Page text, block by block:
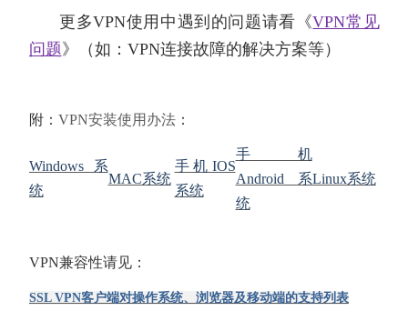
更多VPN使用中遇到的问题请看《VPN常见
问题》 （如：VPN连接故障的解决方案等）
附： VPN安装使用办法：
Windows系
统
MAC系统
手机IOS
系统
手机
Android系
统
Linux系统
VPN兼容性请见：
SSL VPN客户端对操作系统、浏览器及移动端的支持列表